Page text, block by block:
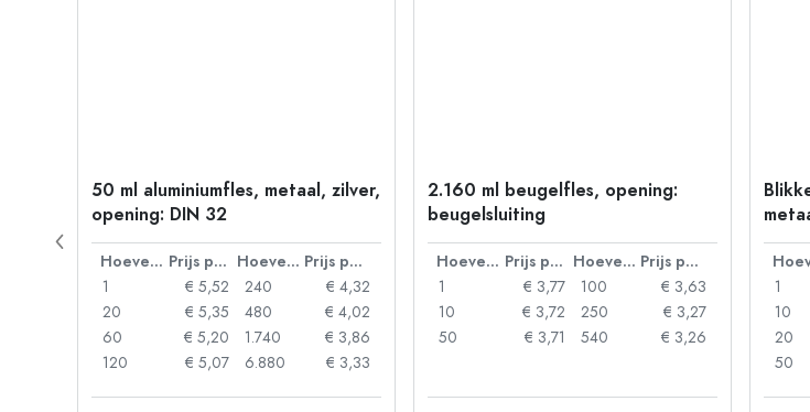
50 ml aluminiumfles, metaal, zilver,
opening: DIN 32
Hoeveelheid Prijs per eenheid Hoeveelheid
Prijs per eenheid
1
€ 5,52
20
€ 5,35
60
€ 5,20
120
€ 5,07
240
€ 4,32
480
€ 4,02
1.740
€ 3,86
6.880
€ 3,33
2.160 ml beugelfles, opening:
beugelsluiting
Hoeveelheid Prijs per eenheid Hoeveelheid
Prijs per eenheid
1
€ 3,77
10
€ 3,72
50
€ 3,71
100
€ 3,63
250
€ 3,27
540
€ 3,26
1
10
20
50